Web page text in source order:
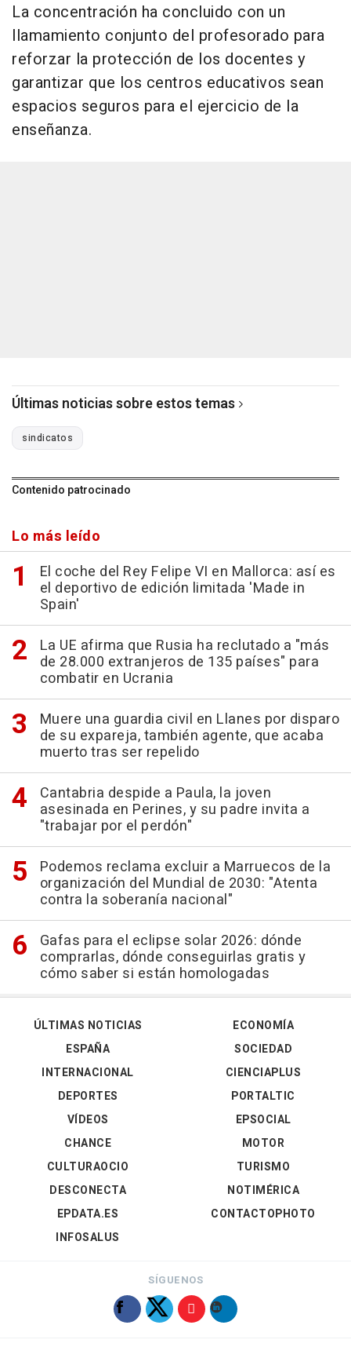
La concentración ha concluido con un
llamamiento conjunto del profesorado para
reforzar la protección de los docentes y
garantizar que los centros educativos sean
espacios seguros para el ejercicio de la
enseñanza.
Últimas noticias sobre estos temas
sindicatos
Contenido patrocinado
Lo más leído
El coche del Rey Felipe VI en Mallorca: así es
el deportivo de edición limitada 'Made in
Spain'
La UE afirma que Rusia ha reclutado a "más
de 28.000 extranjeros de 135 países" para
combatir en Ucrania
Muere una guardia civil en Llanes por disparo
de su expareja, también agente, que acaba
muerto tras ser repelido
Cantabria despide a Paula, la joven
asesinada en Perines, y su padre invita a
"trabajar por el perdón"
Podemos reclama excluir a Marruecos de la
organización del Mundial de 2030: "Atenta
contra la soberanía nacional"
Gafas para el eclipse solar 2026: dónde
comprarlas, dónde conseguirlas gratis y
cómo saber si están homologadas
ÚLTIMAS NOTICIAS
ESPAÑA
INTERNACIONAL
DEPORTES
VÍDEOS
ECONOMÍA
SOCIEDAD
CIENCIAPLUS
PORTALTIC
EPSOCIAL
CHANCE
CULTURAOCIO
DESCONECTA
EPDATA.ES
INFOSALUS
MOTOR
TURISMO
NOTIMÉRICA
CONTACTOPHOTO
SÍGUENOS